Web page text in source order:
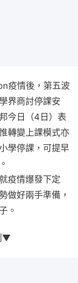
疫情後，第五波
界商討停課安
今日（4日）表
轉變上課模式亦
學停課，可提早
疫情爆發下定
做好兩手準備，
。
▼